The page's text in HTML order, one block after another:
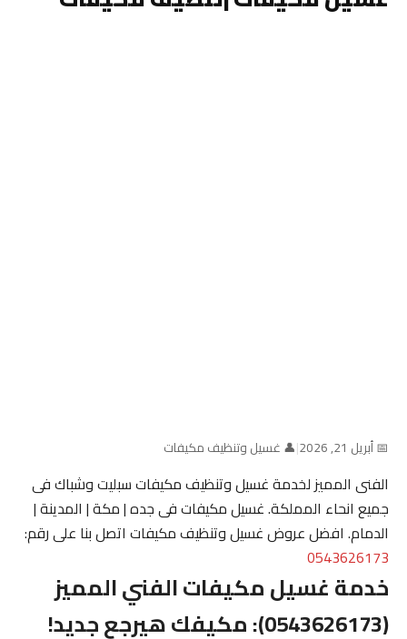
📅 أبريل 21, 2026 |👤 غسيل وتنظيف مكيفات
الفنى المميز لخدمة غسيل وتنظيف مكيفات سبليت وشباك فى
جميع انحاء المملكة. غسيل مكيفات فى جده | مكة | المدينة |
الدمام. افضل عروض غسيل وتنظيف مكيفات اتصل بنا على رقم:
0543626173
خدمة غسيل مكيفات الفني المميز